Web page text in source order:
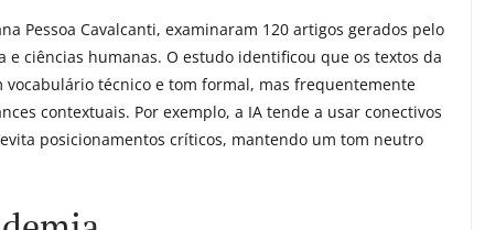
Pessoa Cavalcanti, examinaram 120 artigos gerados pelo
e ciências humanas. O estudo identificou que os textos da
vocabulário técnico e tom formal, mas frequentemente
contextuais. Por exemplo, a IA tende a usar conectivos
posicionamentos críticos, mantendo um tom neutro